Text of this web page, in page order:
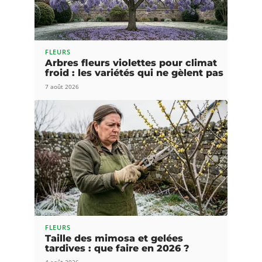
FLEURS
Arbres fleurs violettes pour climat
froid : les variétés qui ne gèlent pas
7 août 2026
FLEURS
Taille des mimosa et gelées
tardives : que faire en 2026 ?